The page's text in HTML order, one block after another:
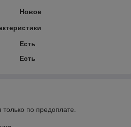
Новое
Есть
Есть
по предоплате.